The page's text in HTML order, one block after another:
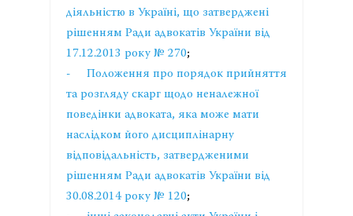
діяльністю в Україні, що затверджені
рішенням Ради адвокатів України від
17.12.2013 року № 270;
- Положення про порядок прийняття
та розгляду скарг щодо неналежної
поведінки адвоката, яка може мати
наслідком його дисциплінарну
відповідальність, затвердженими
рішенням Ради адвокатів України від
30.08.2014 року № 120;